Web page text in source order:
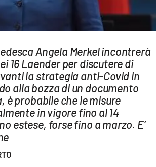
Angela Merkel incontrerà
16 Laender per discutere di
la strategia anti-Covid in
alla bozza di un documento
è probabile che le misure
in vigore fino al 14
estese, forse fino a marzo. E’